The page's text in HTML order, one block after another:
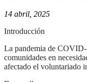
14 abril, 2025
Introducción
La pandemia de COVID-
comunidades en
afectado el voluntariado